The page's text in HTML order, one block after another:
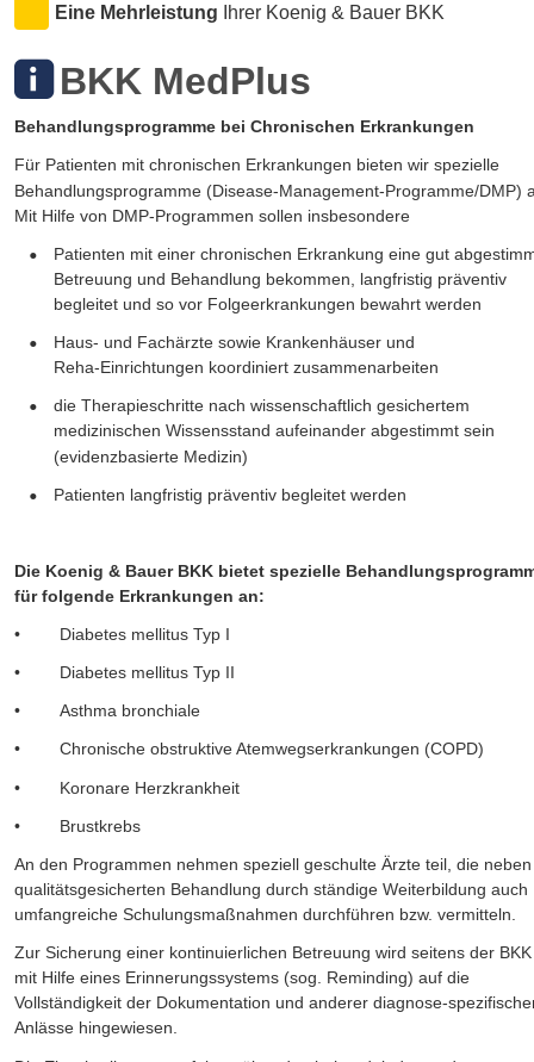
BKK MedPlus
Behandlungsprogramme bei Chronischen Erkrankungen
Für Patienten mit chronischen Erkrankungen bieten wir spezielle
Behandlungsprogramme (Disease-Management-Programme/DMP)
Mit Hilfe von DMP-Programmen sollen insbesondere
•
Patienten mit einer chronischen Erkrankung eine gut
Betreuung und Behandlung bekommen, langfristig präventiv
begleitet und so vor Folgeerkrankungen bewahrt werden
•
Haus- und Fachärzte sowie Krankenhäuser und
Reha-Einrichtungen koordiniert zusammenarbeiten
•
die Therapieschritte nach wissenschaftlich gesichertem
medizinischen Wissensstand aufeinander abgestimmt sein
(evidenzbasierte Medizin)
• Patienten langfristig präventiv begleitet werden
Die Koenig & Bauer BKK bietet spezielle
für folgende Erkrankungen an:
• Diabetes mellitus Typ I
• Diabetes mellitus Typ II
• Asthma bronchiale
• Chronische obstruktive Atemwegserkrankungen (COPD)
• Koronare Herzkrankheit
• Brustkrebs
An den Programmen nehmen speziell geschulte Ärzte teil, die
qualitätsgesicherten Behandlung durch ständige Weiterbildung auch
umfangreiche Schulungsmaßnahmen durchführen bzw. vermitteln.
Zur Sicherung einer kontinuierlichen Betreuung wird seitens der
mit Hilfe eines Erinnerungssystems (sog. Reminding) auf die
Vollständigkeit der Dokumentation und anderer diagnose-
Anlässe hingewiesen.
Eine Mehrleistung Ihrer Koenig & Bauer BKK